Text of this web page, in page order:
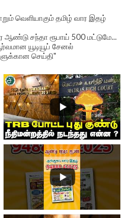
வெளியாகும் தமிழ் வார இதழ்
சந்தா ரூபாய் 500 மட்டுமே...
யூடியூப் சேனல்
செய்தி"